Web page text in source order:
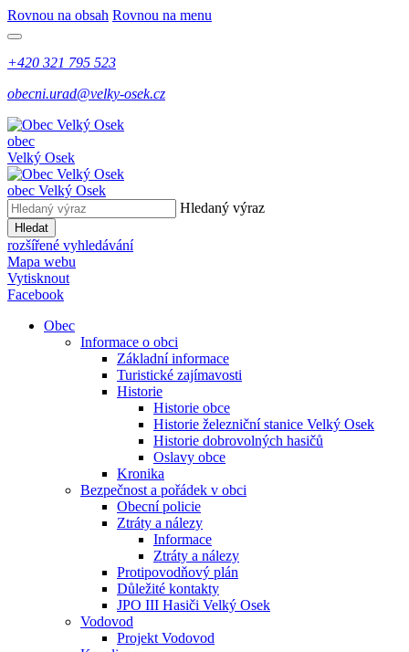
Rovnou na obsah Rovnou na menu
+420 321 795 523
obecni.urad@velky-osek.cz
obec
Velký Osek
obec Velký Osek
Hledaný výraz
Hledat
rozšířené vyhledávání
Mapa webu
Vytisknout
Facebook
Obec
Informace o obci
Základní informace
Turistické zajímavosti
Historie
Historie obce
Historie železniční stanice Velký Osek
Historie dobrovolných hasičů
Oslavy obce
Kronika
Bezpečnost a pořádek v obci
Obecní policie
Ztráty a nálezy
Informace
Ztráty a nálezy
Protipovodňový plán
Důležité kontakty
JPO III Hasiči Velký Osek
Vodovod
Projekt Vodovod